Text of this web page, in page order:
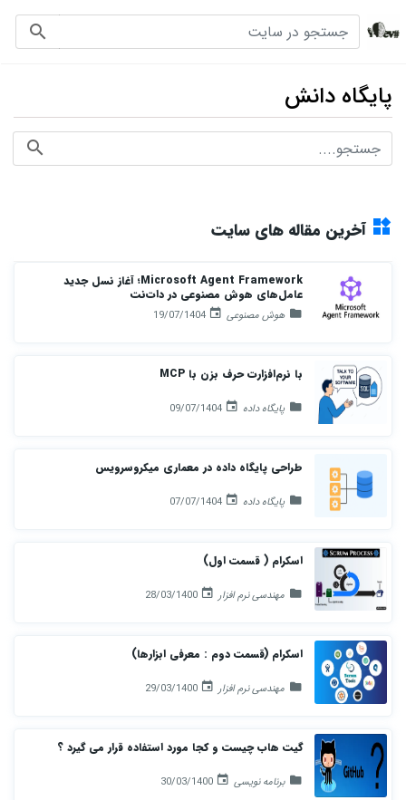
جستجو
پایگاه دانش
store
آخرین مقاله های سایت
Microsoft Agent Framework؛ آغاز نسل جدید
عامل‌های هوش مصنوعی در دات‌نت
هوش مصنوعی
با نرم‌افزارت حرف بزن با MCP
پایگاه داده
طراحی پایگاه داده در معماری میکروسرویس
پایگاه داده
اسکرام ( قسمت اول)
مهندسی نرم افزار
اسکرام (قسمت دوم : معرفی ابزارها)
مهندسی نرم افزار
گیت هاب چیست و کجا مورد استفاده قرار می گیرد ؟
برنامه نویسی